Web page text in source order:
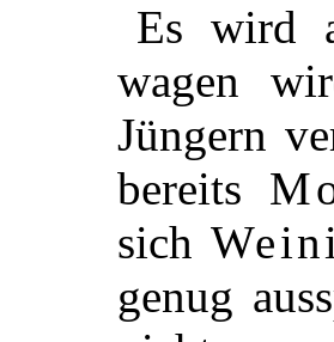
Es wird
wagen
Jüngern
bereits
sich
genug